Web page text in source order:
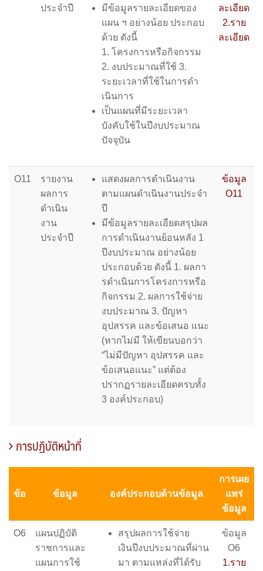
ประจำปี
มีข้อมูลรายละเอียดของ
แผน ฯ อย่างน้อย ประกอบ
ด้วย ดังนี้
1. โครงการหรือกิจกรรม
2. งบประมาณที่ใช้ 3.
ระยะเวลาที่ใช้ในการดํา
เนินการ
เป็นแผนที่มีระยะเวลา
บังคับใช้ในปีงบประมาณ
ปัจจุบัน
ละเอียด
2.ราย
ละเอียด
O11
รายงาน
ผลการ
ดำเนิน
งาน
ประจำปี
แสดงผลการดําเนินงาน
ตามแผนดําเนินงานประจํา
ปี
มีข้อมูลรายละเอียดสรุปผล
การดําเนินงานย้อนหลัง 1
ปีงบประมาณ อย่างน้อย
ประกอบด้วย ดังนี้ 1. ผลกา
รดําเนินการโครงการหรือ
กิจกรรม 2. ผลการใช้จ่าย
งบประมาณ 3. ปัญหา
อุปสรรค และข้อเสนอ แนะ
(หากไม่มี ให้เขียนบอกว่า
“ไม่มีปัญหา อุปสรรค และ
ข้อเสนอแนะ” แต่ต้อง
ปรากฏรายละเอียดครบทั้ง
3 องค์ประกอบ)
ข้อมูล
O11
การปฏิบัติหน้าที่
ข้อ ข้อมูล องค์ประกอบด้านข้อมูล
การเผย
แพร่
ข้อมูล
O6
แผนปฏิบัติ
ราชการและ
แผนการใช้
สรุปผลการใช้จ่าย
เงินปีงบประมาณที่ผ่าน
มา ตามแหล่งที่ได้รับ
ข้อมูล
O6
1.ราย